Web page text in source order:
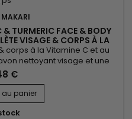
MAKARI
TURMERIC FACE & BODY
VISAGE & CORPS À LA
AU CURCUMA
corps à la Vitamine C et au
nettoyant visage et une
et révéler l'éclat naturel
en Vitamine C, Curcuma et
à préserver l'hydratation,
teint et laisser la...
€
au panier